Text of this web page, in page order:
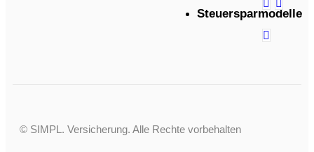
Steuersparmodelle
© SIMPL. Versicherung. Alle Rechte vorbehalten